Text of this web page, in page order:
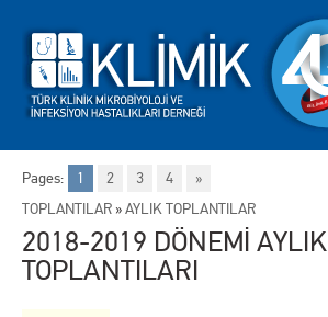
TOPLANTILAR »AYLIK TOPLANTILAR
2018-2019 DÖNEMİ AYLIK
TOPLANTILARI
Pages: 1 2 3 4 »